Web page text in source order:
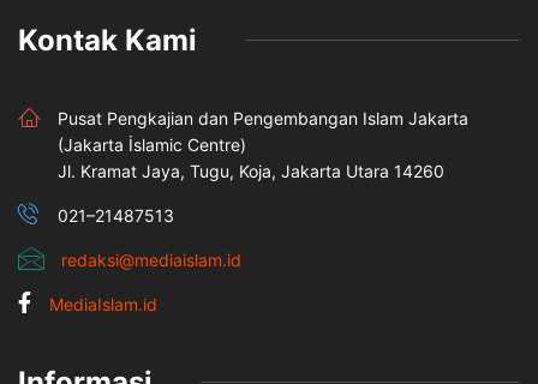
Kontak Kami
Pusat Pengkajian dan Pengembangan Islam Jakarta
(Jakarta İslamic Centre)
Jl. Kramat Jaya, Tugu, Koja, Jakarta Utara 14260
021–21487513
redaksi@mediaislam.id
MediaIslam.id